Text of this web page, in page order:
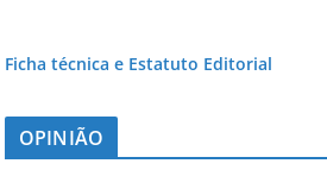
Ficha técnica e Estatuto Editorial
OPINIÃO